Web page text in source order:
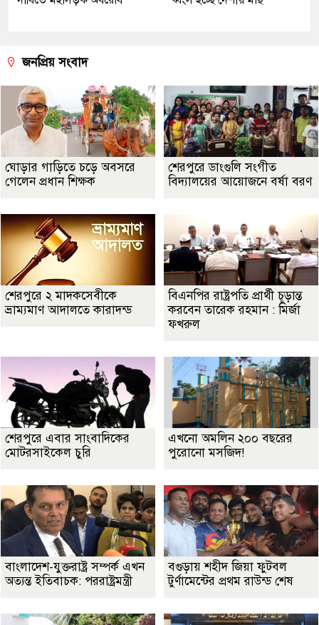
জনপ্রিয় সংবাদ
ঘোড়ার গাড়িতে চড়ে অবসরে
গেলেন প্রধান শিক্ষক
শেরপুরে ডাংগুলি সংগীত
বিদ্যালয়ের আয়োজনে বর্ষা বরণ
শেরপুরে ২ মাদকসেবীকে
ভ্রাম্যমাণ আদালতে কারাদন্ড
বিএনপির রাষ্ট্রপতি প্রার্থী চূড়ান্ত
করবেন তারেক রহমান : মির্জা
ফখরুল
শেরপুরে এবার সাংবাদিকের
মোটরসাইকেল চুরি
এখনো অমলিন ২০০ বছরের
পুরোনো মসজিদ!
বাংলাদেশ-যুক্তরাষ্ট্র সম্পর্ক এখন
অত্যন্ত ইতিবাচক: পররাষ্ট্রমন্ত্রী
বগুড়ায় শহীদ জিয়া ফুটবল
টুর্ণামেন্টের প্রথম রাউন্ড শেষ